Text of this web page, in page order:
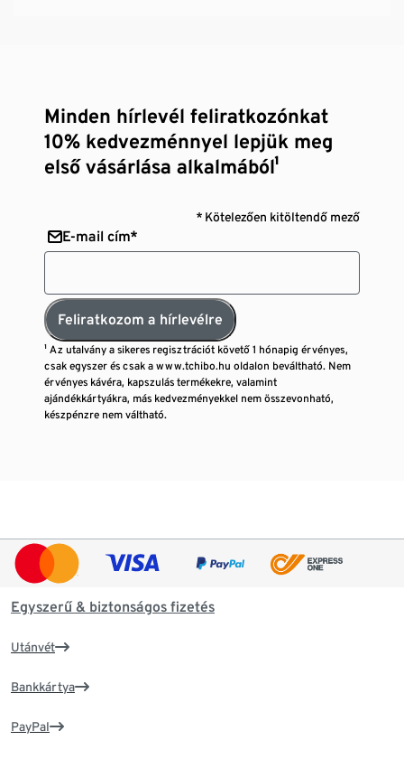
Minden hírlevél feliratkozónkat
10% kedvezménnyel lepjük meg
első vásárlása alkalmából¹
* Kötelezően kitöltendő mező
E-mail cím*
Feliratkozom a hírlevélre
¹ Az utalvány a sikeres regisztrációt követő 1 hónapig érvényes,
csak egyszer és csak a www.tchibo.hu oldalon beváltható. Nem
érvényes kávéra, kapszulás termékekre, valamint
ajándékkártyákra, más kedvezményekkel nem összevonható,
készpénzre nem váltható.
Egyszerű & biztonságos fizetés
Utánvét
Bankkártya
PayPal